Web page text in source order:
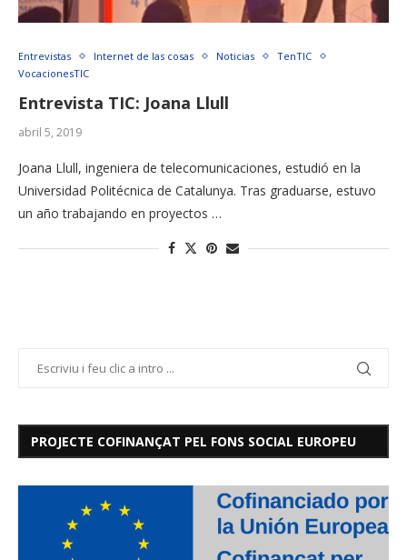
Entrevistas Internet de las cosas Noticias
TenTIC
VocacionesTIC
Entrevista TIC: Joana Llull
abril 5, 2019
Joana Llull, ingeniera de telecomunicaciones, estudió en la
Universidad Politécnica de Catalunya. Tras graduarse, estuvo
un año trabajando en proyectos …
PROJECTE COFINANÇAT PEL FONS SOCIAL EUROPEU